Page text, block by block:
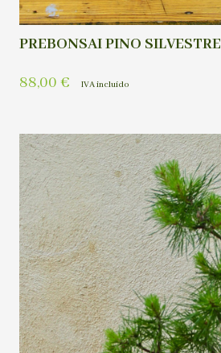
PREBONSAI PINO SILVESTRE
88,00 € IVA incluído